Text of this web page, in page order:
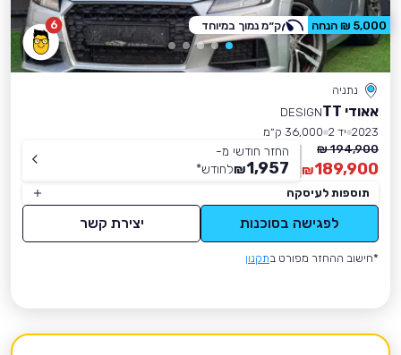
6
נתניה
אאודי TT
DESIGN
2023 יד 2
36,000 ק״מ
194,900 ₪
189,900
₪
החזר חודשי מ-
1,957
₪לחודש*
תוספות לעיסקה
לפגישה בסוכנות יצירת קשר
*חישוב ההחזר מפורט בתקנון
5,000 ₪ הנחה ק״מ נמוך במיוחד